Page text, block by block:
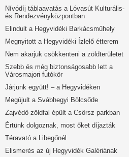
Nívódíj táblaavatás a Lóvasút Kulturális-
és Rendezvényközpontban
Elindult a Hegyvidéki Barkácsműhely
Megnyitott a Hegyvidéki Ízlelő étterem
Nem akarjuk csökkenteni a zöldterületet
Szebb és még biztonságosabb lett a
Városmajori futókör
Járjunk együtt! – a Hegyvidéken
Megújult a Svábhegyi Bölcsőde
Zajvédő zöldfal épült a Csörsz parkban
Értünk dolgoznak, most őket díjazták
Téravató a Libegőnél
Elismerés az új Hegyvidék Galériának